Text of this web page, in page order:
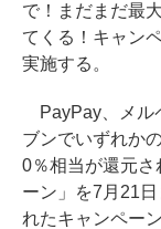
で！まだまだ最
てくる！キャン
実施する。
PayPay、メル
ブンでいずれか
0％相当が還元
ーン」を7月21
れたキャンペー